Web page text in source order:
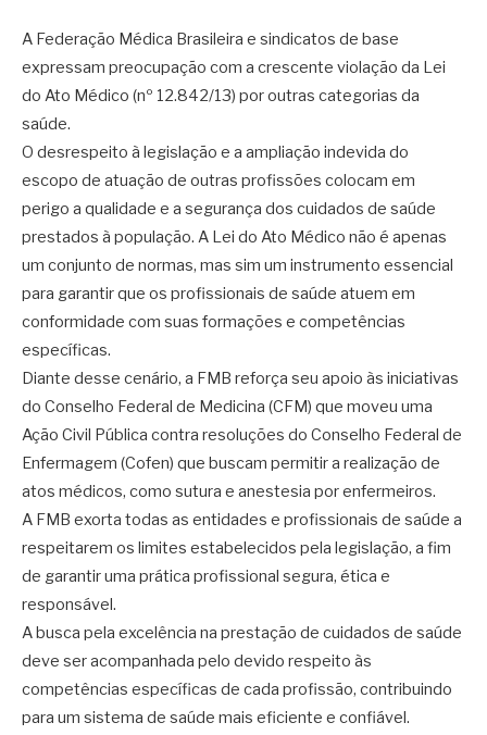
A Federação Médica Brasileira e sindicatos de base
expressam preocupação com a crescente violação da Lei
do Ato Médico (nº 12.842/13) por outras categorias da
saúde.
O desrespeito à legislação e a ampliação indevida do
escopo de atuação de outras profissões colocam em
perigo a qualidade e a segurança dos cuidados de saúde
prestados à população. A Lei do Ato Médico não é apenas
um conjunto de normas, mas sim um instrumento essencial
para garantir que os profissionais de saúde atuem em
conformidade com suas formações e competências
específicas.
Diante desse cenário, a FMB reforça seu apoio às iniciativas
do Conselho Federal de Medicina (CFM) que moveu uma
Ação Civil Pública contra resoluções do Conselho Federal de
Enfermagem (Cofen) que buscam permitir a realização de
atos médicos, como sutura e anestesia por enfermeiros.
A FMB exorta todas as entidades e profissionais de saúde a
respeitarem os limites estabelecidos pela legislação, a fim
de garantir uma prática profissional segura, ética e
responsável.
A busca pela excelência na prestação de cuidados de saúde
deve ser acompanhada pelo devido respeito às
competências específicas de cada profissão, contribuindo
para um sistema de saúde mais eficiente e confiável.